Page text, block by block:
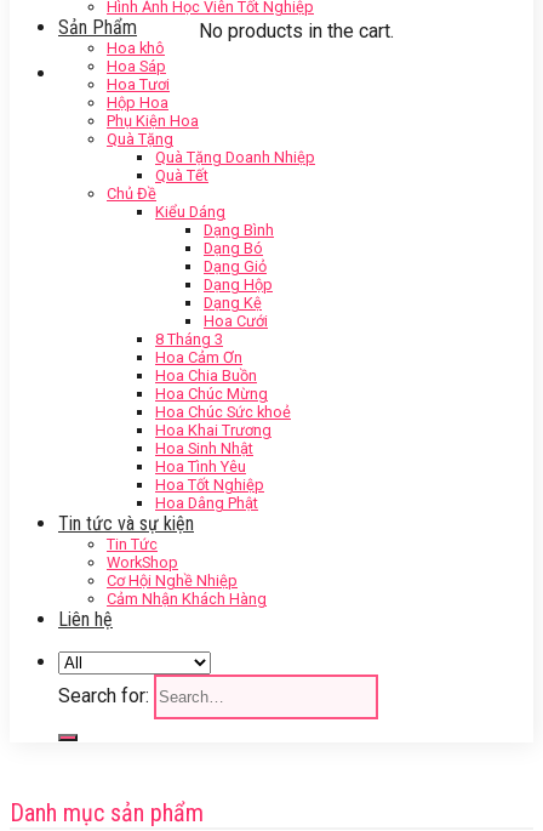
No products in the cart.
Hình Ảnh Học Viên Tốt Nghiệp
Sản Phẩm
Hoa khô
Hoa Sáp
Hoa Tươi
Hộp Hoa
Phụ Kiện Hoa
Quà Tặng
Quà Tặng Doanh Nhiệp
Quà Tết
Chủ Đề
Kiểu Dáng
Dạng Bình
Dạng Bó
Dạng Giỏ
Dạng Hộp
Dạng Kệ
Hoa Cưới
8 Tháng 3
Hoa Cảm Ơn
Hoa Chia Buồn
Hoa Chúc Mừng
Hoa Chúc Sức khoẻ
Hoa Khai Trương
Hoa Sinh Nhật
Hoa Tình Yêu
Hoa Tốt Nghiệp
Hoa Dâng Phật
Tin tức và sự kiện
Tin Tức
WorkShop
Cơ Hội Nghề Nhiệp
Cảm Nhận Khách Hàng
Liên hệ
Search for:
Danh mục sản phẩm